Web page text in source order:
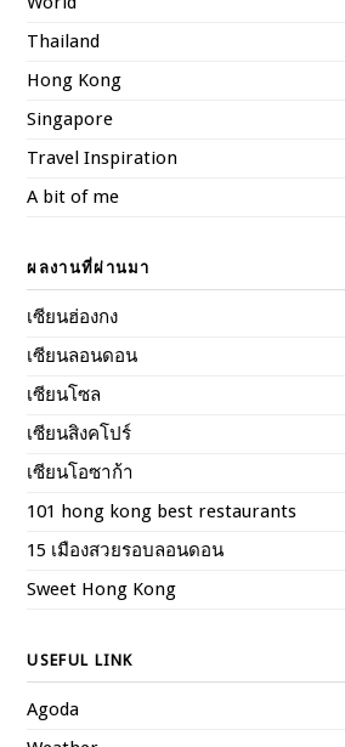
Home
World
Thailand
Hong Kong
Singapore
Travel Inspiration
ผลงานที่ผ่านมา
เซียนฮ่องกง
เซียนลอนดอน
เซียนโซล
เซียนสิงคโปร์
เซียนโอซาก้า
101 hong kong best restaurants
15 เมืองสวยรอบลอนดอน
USEFUL LINK